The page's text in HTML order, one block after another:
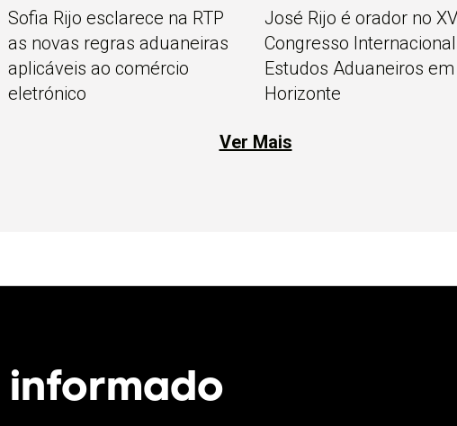
Sofia Rijo esclarece na RTP
as novas regras aduaneiras
aplicáveis ao comércio
eletrónico
José Rijo é orador no
Congresso
Estudos Aduaneiros
Horizonte
Ver Mais
informado